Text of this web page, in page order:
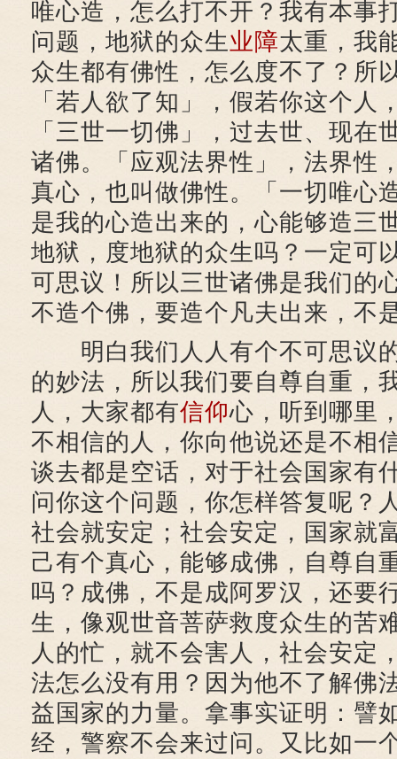
唯心造，怎么打不开？我有本事
问题，地狱的众生业障太重，我
众生都有佛性，怎么度不了？所
「若人欲了知」，假若你这个人
「三世一切佛」，过去世、现在
诸佛。「应观法界性」，法界性
真心，也叫做佛性。「一切唯心
是我的心造出来的，心能够造三
地狱，度地狱的众生吗？一定可
可思议！所以三世诸佛是我们的
不造个佛，要造个凡夫出来，不
明白我们人人有个不可思议
的妙法，所以我们要自尊自重，
人，大家都有信仰心，听到哪里
不相信的人，你向他说还是不相
谈去都是空话，对于社会国家有
问你这个问题，你怎样答复呢？
社会就安定；社会安定，国家就
己有个真心，能够成佛，自尊自
吗？成佛，不是成阿罗汉，还要
生，像观世音菩萨救度众生的苦
人的忙，就不会害人，社会安定
法怎么没有用？因为他不了解佛
益国家的力量。拿事实证明：譬
经，警察不会来过问。又比如一